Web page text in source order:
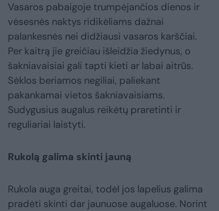
Vasaros pabaigoje trumpėjančios dienos ir
vėsesnės naktys ridikėliams dažnai
palankesnės nei didžiausi vasaros karščiai.
Per kaitrą jie greičiau išleidžia žiedynus, o
šakniavaisiai gali tapti kieti ar labai aitrūs.
Sėklos beriamos negiliai, paliekant
pakankamai vietos šakniavaisiams.
Sudygusius augalus reikėtų praretinti ir
reguliariai laistyti.
Rukolą galima skinti jauną
Rukola auga greitai, todėl jos lapelius galima
pradėti skinti dar jaunuose augaluose. Norint